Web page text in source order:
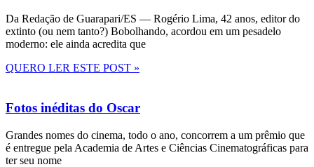
Da Redação de Guarapari/ES — Rogério Lima, 42 anos, editor do
extinto (ou nem tanto?) Bobolhando, acordou em um pesadelo
moderno: ele ainda acredita que
QUERO LER ESTE POST »
Fotos inéditas do Oscar
Grandes nomes do cinema, todo o ano, concorrem a um prêmio que
é entregue pela Academia de Artes e Ciências Cinematográficas para
ter seu nome